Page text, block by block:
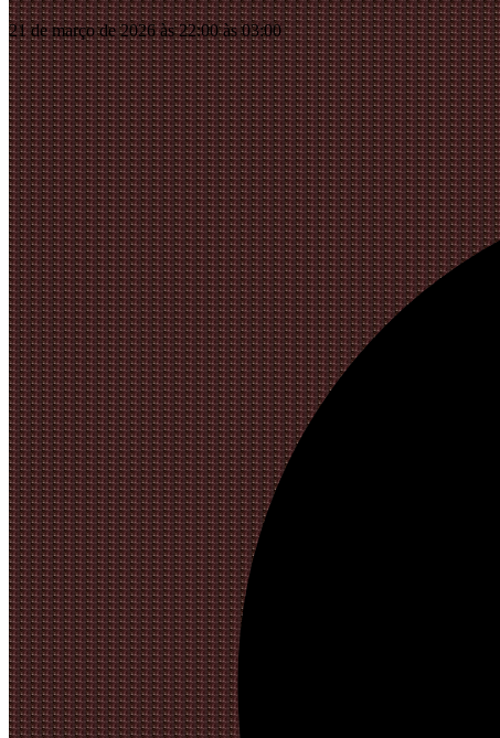
21 de março de 2026 às 22:00 às 03:00